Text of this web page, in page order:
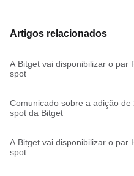
Artigos relacionados
A Bitget vai disponibilizar o par
spot
Comunicado sobre a adição
spot da Bitget
A Bitget vai disponibilizar o par
spot